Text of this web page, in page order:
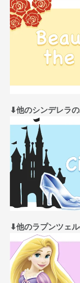
⬇︎他のシンデレラ
⬇︎他のラプンツェ